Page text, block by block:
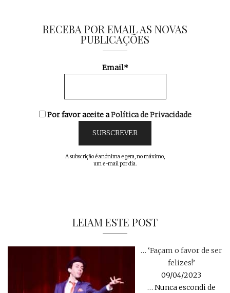
RECEBA POR EMAIL AS NOVAS
PUBLICAÇÕES
Email*
Por favor aceite aPolítica de Privacidade
A subscrição é anónima e gera, no máximo,
um e-mail por dia.
LEIAM ESTE POST
… ‘Façam o favor de ser
felizes!’
09/04/2023
… Nunca escondi de